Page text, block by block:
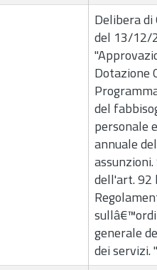
Delibera di
del 13/12/
Dotazione
del
personale
annuale
dell'art. 92
generale
dei servizi. "